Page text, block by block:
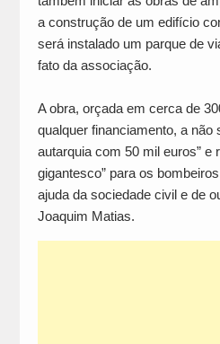
a construção de um edifício
será instalado um parque de
fato da associação.
A obra, orçada em cerca de
qualquer financiamento, a
autarquia com 50 mil euros” e
gigantesco” para os
ajuda da sociedade civil e de
Joaquim Matias.